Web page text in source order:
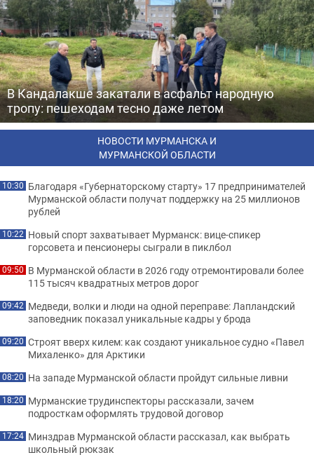
В Кандалакше закатали в асфальт народную
тропу: пешеходам тесно даже летом
НОВОСТИ МУРМАНСКА И
МУРМАНСКОЙ ОБЛАСТИ
10:30 Благодаря «Губернаторскому старту» 17 предпринимателей
Мурманской области получат поддержку на 25 миллионов
рублей
10:22 Новый спорт захватывает Мурманск: вице-спикер
горсовета и пенсионеры сыграли в пиклбол
09:50 В Мурманской области в 2026 году отремонтировали более
115 тысяч квадратных метров дорог
09:42 Медведи, волки и люди на одной переправе: Лапландский
заповедник показал уникальные кадры у брода
09:20 Строят вверх килем: как создают уникальное судно «Павел
Михаленко» для Арктики
08:20 На западе Мурманской области пройдут сильные ливни
18:20 Мурманские трудинспекторы рассказали, зачем
подросткам оформлять трудовой договор
17:24 Минздрав Мурманской области рассказал, как выбрать
школьный рюкзак